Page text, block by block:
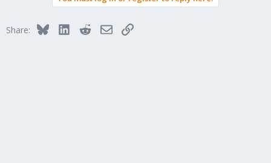
o
Share: BlueskyLinkedInRedditEmailLink